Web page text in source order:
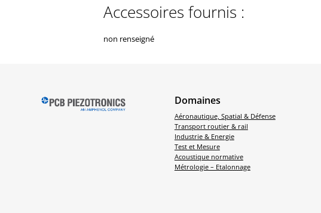
Accessoires fournis :
non renseigné
Domaines
Aéronautique, Spatial & Défense
Transport routier & rail
Industrie & Energie
Test et Mesure
Acoustique normative
Métrologie – Etalonnage